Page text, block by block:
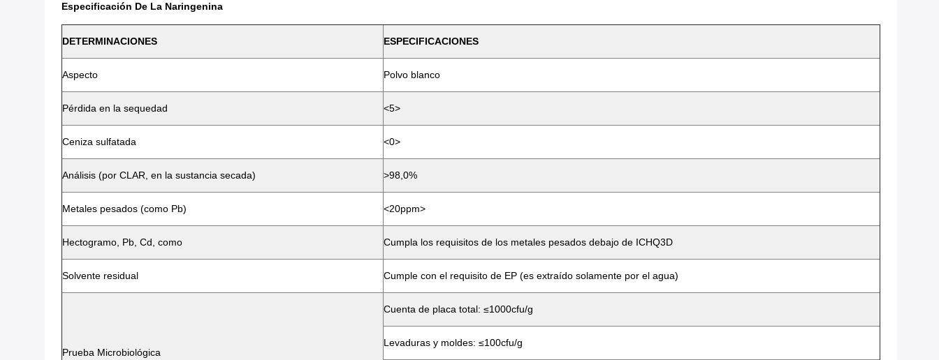
Especificación De La Naringenina
DETERMINACIONES ESPECIFICACIONES
Aspecto Polvo blanco
Pérdida en la sequedad <5>
Ceniza sulfatada <0>
Análisis (por CLAR, en la sustancia secada) >98,0%
Metales pesados (como Pb) <20ppm>
Hectogramo, Pb, Cd, como Cumpla los requisitos de los metales pesados debajo de ICHQ3D
Solvente residual Cumple con el requisito de EP (es extraído solamente por el agua)
Prueba Microbiológica
Cuenta de placa total: ≤1000cfu/g
Levaduras y moldes: ≤100cfu/g